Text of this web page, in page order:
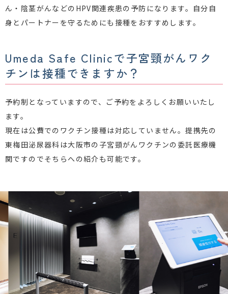
ん・陰茎がんなどのHPV関連疾患の予防になります。自分自
身とパートナーを守るためにも接種をおすすめします。
Umeda Safe Clinicで子宮頸がんワク
チンは接種できますか？
予約制となっていますので、ご予約をよろしくお願いいたし
ます。
現在は公費でのワクチン接種は対応していません。提携先の
東梅田泌尿器科は大阪市の子宮頸がんワクチンの委託医療機
関ですのでそちらへの紹介も可能です。
Previous Next